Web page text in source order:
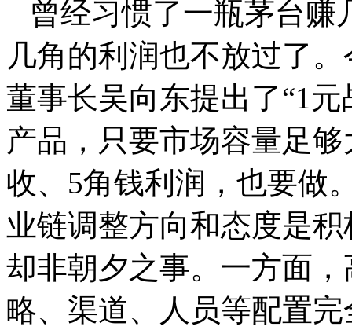
曾经习惯了一瓶茅台赚
几角的利润也不放过了
董事长吴向东提出了“1
产品，只要市场容量足
收、5角钱利润，也要做
业链调整方向和态度是
却非朝夕之事。一方面
略、渠道、人员等配置